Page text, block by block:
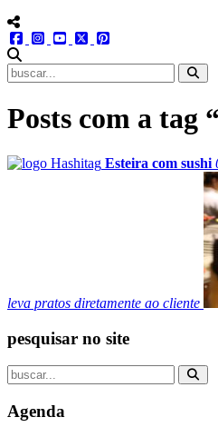
menu redes social
facebookinstagram
youtube
twitter
Posts com a tag
Esteira com sushi
leva pratos diretamente ao cliente
pesquisar no site
Agenda